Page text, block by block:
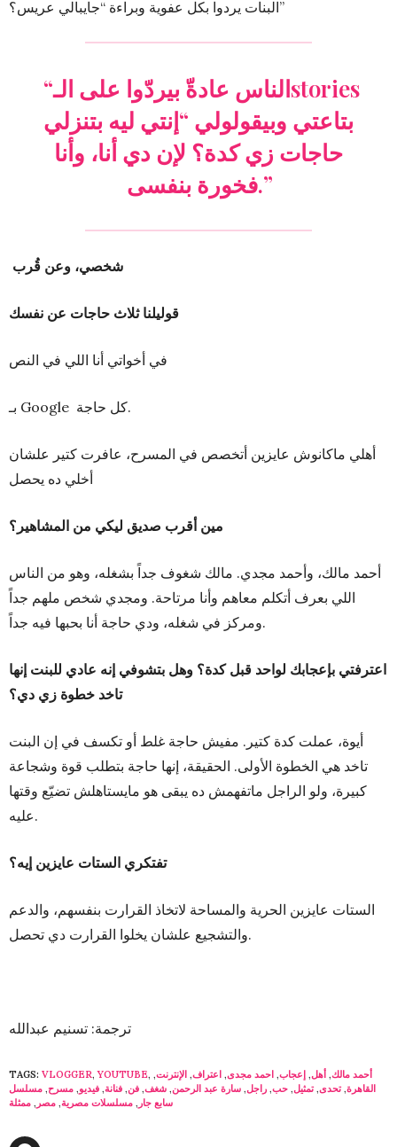
البنات يردوا بكل عفوية وبراءة “جايبالي عريس؟”
“الناس عادةّ بيردّوا على الـstories
بتاعتي وبيقولولي “إنتي ليه بتنزلي
حاجات زي كدة؟ لإن دي أنا، وأنا
فخورة بنفسى.”
شخصي، وعن قُرب
قوليلنا ثلاث حاجات عن نفسك
في أخواتي أنا اللي في النص
بـ Google كل حاجة.
أهلي ماكانوش عايزين أتخصص في المسرح، عافرت كتير علشان
أخلي ده يحصل
مين أقرب صديق ليكي من المشاهير؟
أحمد مالك، وأحمد مجدي. مالك شغوف جداً بشغله، وهو من الناس
اللي بعرف أتكلم معاهم وأنا مرتاحة. ومجدي شخص ملهم جداً
ومركز في شغله، ودي حاجة أنا بحبها فيه جداً.
اعترفتي بإعجابك لواحد قبل كدة؟ وهل بتشوفي إنه عادي للبنت إنها
تاخد خطوة زي دي؟
أيوة، عملت كدة كتير. مفيش حاجة غلط أو تكسف في إن البنت
تاخد هي الخطوة الأولى. الحقيقة، إنها حاجة بتطلب قوة وشجاعة
كبيرة، ولو الراجل ماتفهمش ده يبقى هو مايستاهلش تضيّع وقتها
عليه.
تفتكري الستات عايزين إيه؟
الستات عايزين الحرية والمساحة لاتخاذ القرارت بنفسهم، والدعم
والتشجيع علشان يخلوا القرارت دي تحصل.
ترجمة: تسنيم عبدالله
TAGS: VLOGGER,YOUTUBE, أحمد مالك, أهل, إعجاب, احمد مجدى, اعتراف, الإنترنت,
القاهرة,تحدى,تمثيل, حب, راجل, سارة عبد الرحمن, شغف, فن, فنانة, فيديو, مسرح, مسلسل
سابع جار , مسلسلات مصرية, مصر , ممثلة